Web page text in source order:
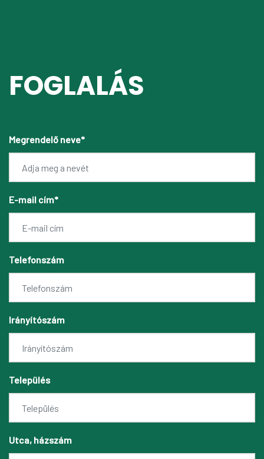
FOGLALÁS
Megrendelő neve*
E-mail cím*
Telefonszám
Irányítószám
Település
Utca, házszám